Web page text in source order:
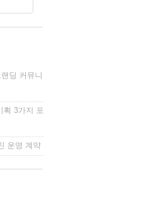
딩 커뮤니
획 3가지 포
운영 계약